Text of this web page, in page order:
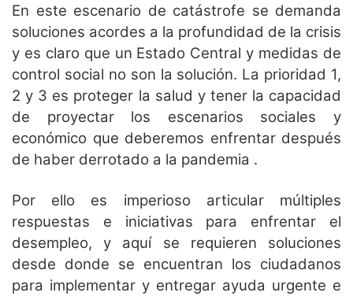
En este escenario de catástrofe se demanda
soluciones acordes a la profundidad de la crisis
y es claro que un Estado Central y medidas de
control social no son la solución. La prioridad 1,
2 y 3 es proteger la salud y tener la capacidad
de proyectar los escenarios sociales y
económico que deberemos enfrentar después
de haber derrotado a la pandemia .
Por ello es imperioso articular múltiples
respuestas e iniciativas para enfrentar el
desempleo, y aquí se requieren soluciones
desde donde se encuentran los ciudadanos
para implementar y entregar ayuda urgente e